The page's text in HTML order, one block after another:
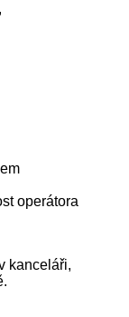
operátora
kanceláři,